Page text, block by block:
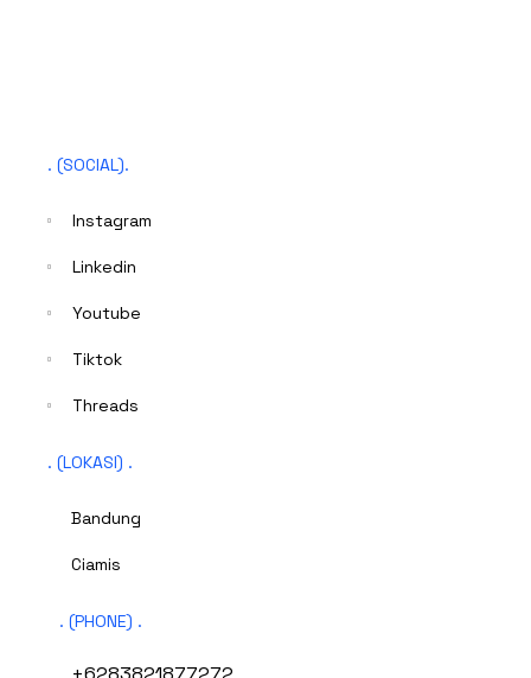
. (SOCIAL).
Instagram
Linkedin
Youtube
Tiktok
Threads
. (LOKASI) .
Bandung
Ciamis
. (PHONE) .